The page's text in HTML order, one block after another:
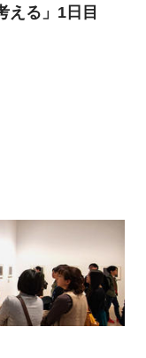
える」1日目